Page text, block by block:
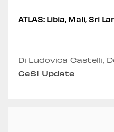
ATLAS: Libia, Mali, Sri
Di Ludovica Castelli,
CeSI Update